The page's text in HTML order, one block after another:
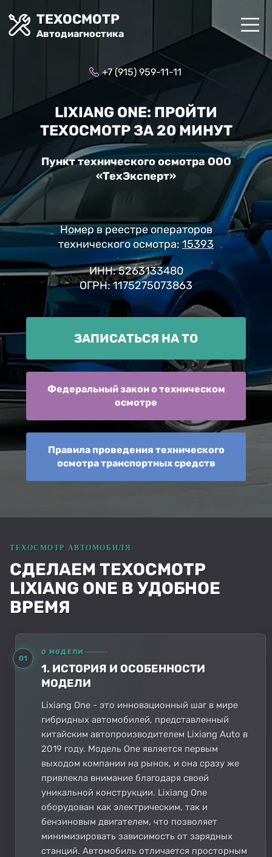
ТЕХОСМОТР
Автодиагностика
+7 (915) 959-11-11
LIXIANG ONE: ПРОЙТИ
ТЕХОСМОТР ЗА 20 МИНУТ
Пункт технического осмотра ООО
«ТехЭксперт»
Номер в реестре операторов
технического осмотра:15393
ИНН: 5263133480
ОГРН: 1175275073863
ЗАПИСАТЬСЯ НА ТО
Федеральный закон о техническом
осмотре
Правила проведения технического
осмотра транспортных средств
СДЕЛАЕМ ТЕХОСМОТР
LIXIANG ONE В УДОБНОЕ
ВРЕМЯ
01
О МОДЕЛИ
1. ИСТОРИЯ И ОСОБЕННОСТИ
МОДЕЛИ
Lixiang One - это инновационный шаг в мире
гибридных автомобилей, представленный
китайским автопроизводителем Lixiang Auto в
2019 году. Модель One является первым
выходом компании на рынок, и она сразу же
привлекла внимание благодаря своей
уникальной конструкции. Lixiang One
оборудован как электрическим, так и
бензиновым двигателем, что позволяет
минимизировать зависимость от зарядных
станций. Автомобиль отличается просторным